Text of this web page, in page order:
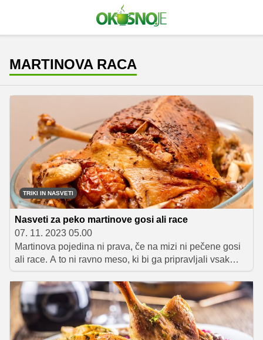
MARTINOVA RACA
TRIKI IN NASVETI
Nasveti za peko martinove gosi ali race
07. 11. 2023 05.00
Martinova pojedina ni prava, če na mizi ni pečene gosi
ali race. A to ni ravno meso, ki bi ga pripravljali vsak
dan. Zato smo zbrali nasvete, ki vam bodo pomagali, da
boste pripravili najboljšo martinovo pojedino.